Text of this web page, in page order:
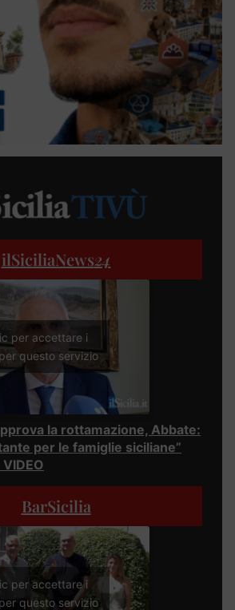
ilSiciliaNews24
per accettare i
questo servizio
la rottamazione, Abbate:
per le famiglie siciliane”
VIDEO
BarSicilia
per accettare i
questo servizio